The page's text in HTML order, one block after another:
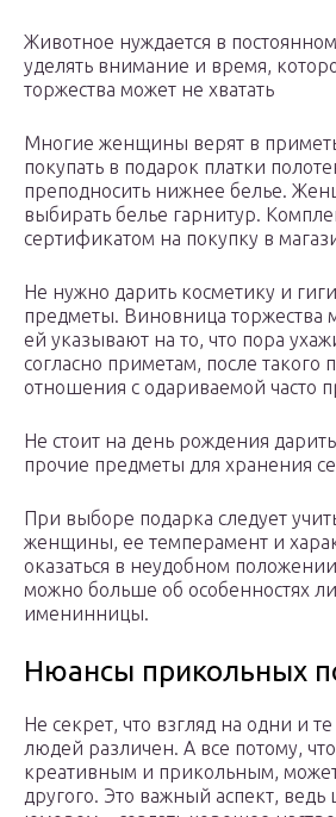
Животное нуждается в
уделять внимание и время,
торжества может не хватать
Многие женщины верят в
покупать в подарок платки
преподносить нижнее белье.
выбирать белье гарнитур.
сертификатом на покупку в
Не нужно дарить косметику и
предметы. Виновница торжества
ей указывают на то, что пора
согласно приметам, после такого
отношения с одариваемой часто
Не стоит на день рождения
прочие предметы для хранения
При выборе подарка следует
женщины, ее темперамент и
оказаться в неудобном положении
можно больше об особенностях
именинницы.
Нюансы прикольных
Не секрет, что взгляд на одни и
людей различен. А все потому,
креативным и прикольным,
другого. Это важный аспект, ведь